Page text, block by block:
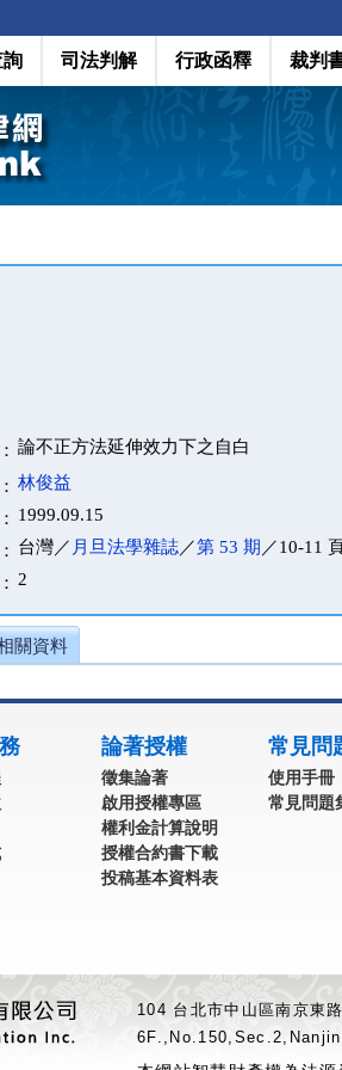
詢 司法判解 行政函釋 裁判
論不正方法延伸效力下之自白
林俊益
1999.09.15
台灣／ 月旦法學雜誌／第 53 期 ／10-11
2
關資料
論著授權
徵集論著
啟用授權專區
權利金計算說明
授權合約書下載
投稿基本資料表
常見問
使用手冊
常見問題
104 台北市中山區南京東